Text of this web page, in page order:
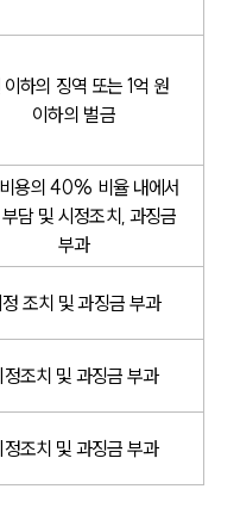
이하의 징역 또는 1억 원
이하의 벌금
용의 40% 비율 내에서
담 및 시정조치, 과징금
부과
조치 및 과징금 부과
정조치 및 과징금 부과
정조치 및 과징금 부과